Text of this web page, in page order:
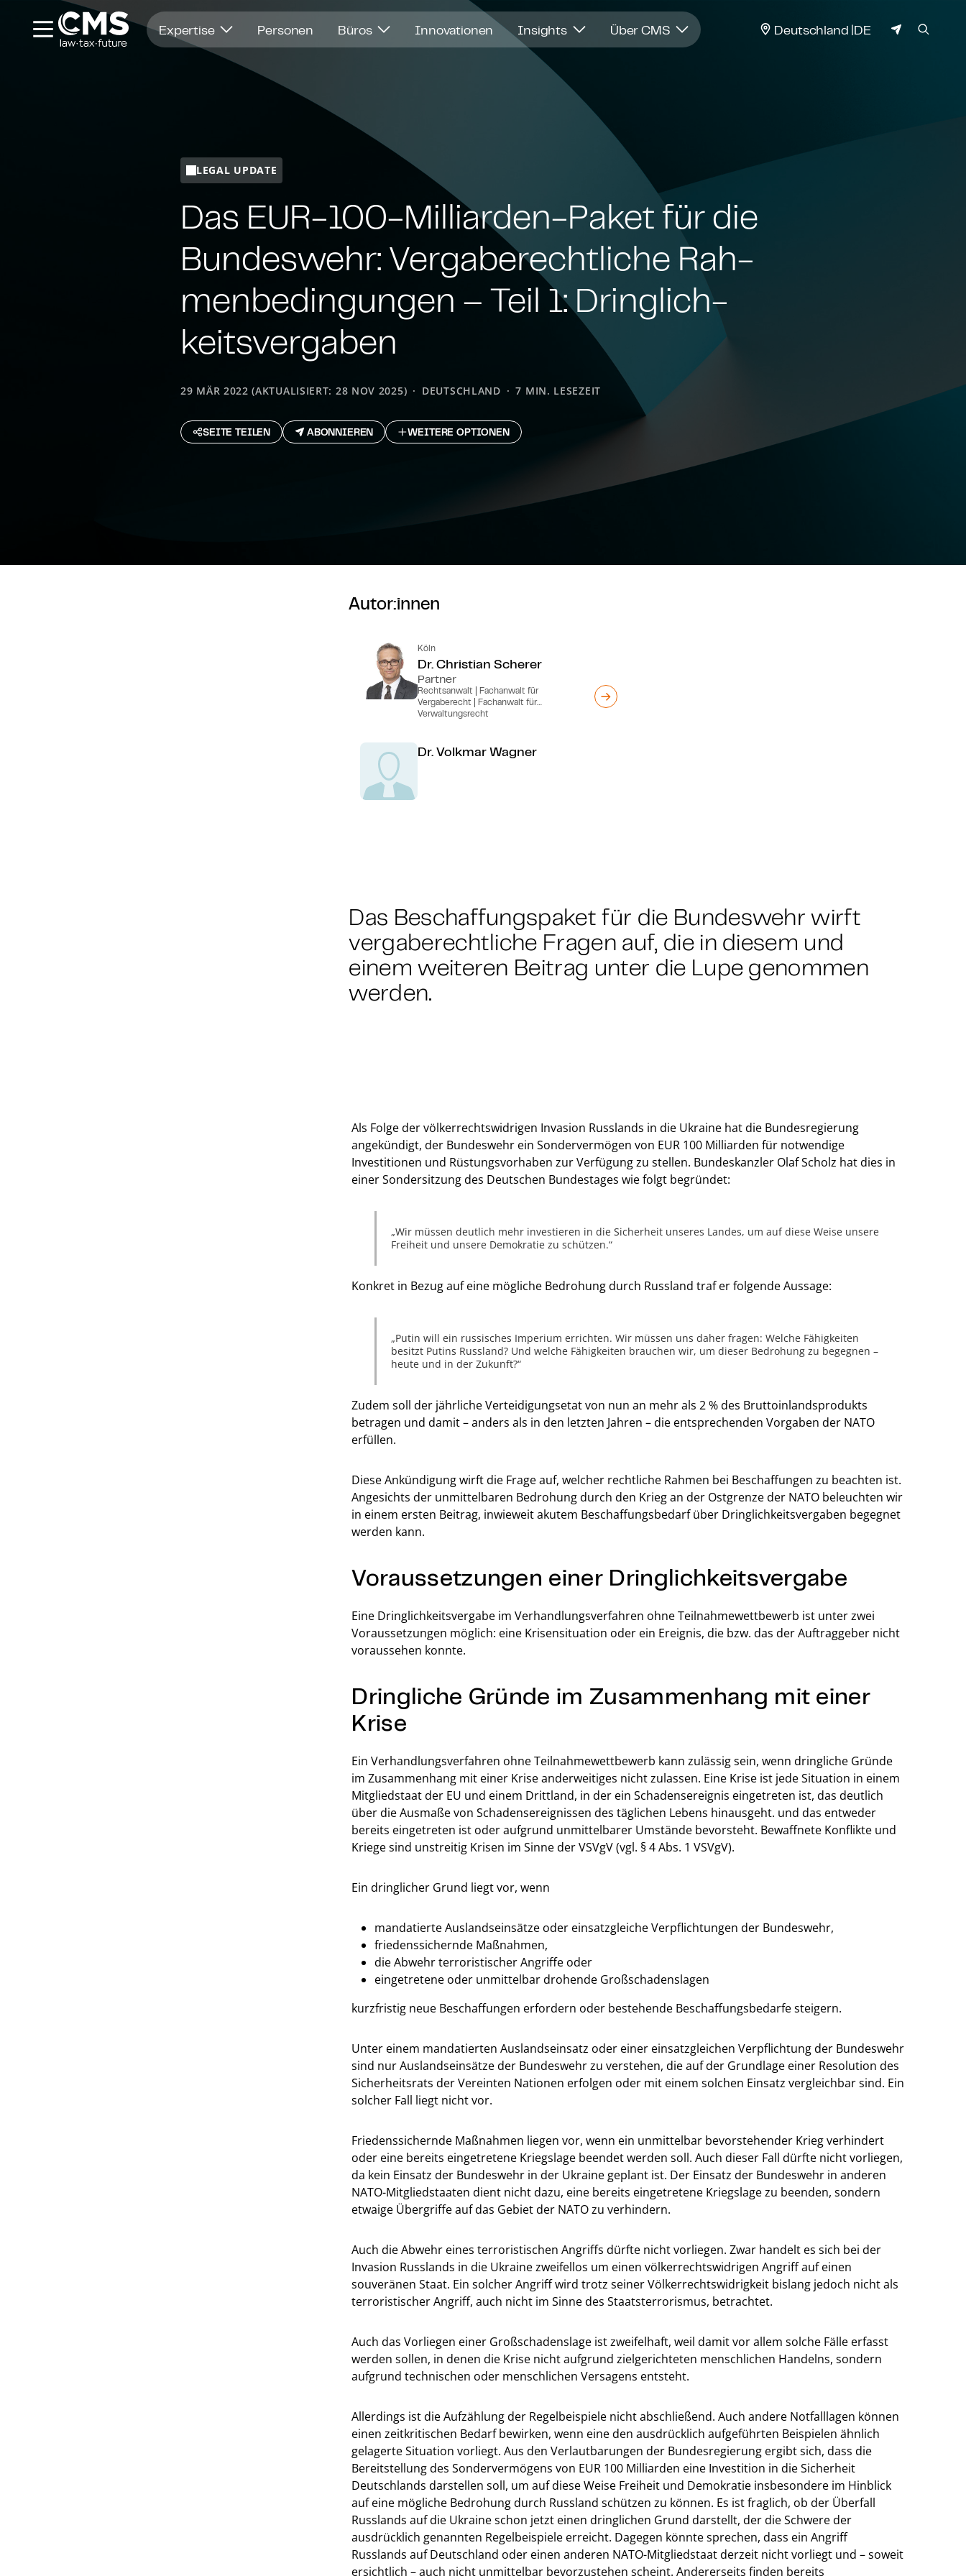
Expertise Personen Büros Innovationen Insights Über CMS JURISDIKTION
Deutschland DE
LEGAL UPDATE
Das EUR-100-Mil­li­ar­den-Pa­ket für die
Bundeswehr: Ver­ga­be­recht­li­che Rah­
men­be­din­gun­gen – Teil 1: Dring­lich­
keits­ver­ga­ben
29 MÄR 2022 (AKTUALISIERT: 28 NOV 2025) DEUTSCHLAND 7 MIN. LESEZEIT
SEITE TEILEN ABONNIEREN WEITERE OPTIONEN
Autor:innen
Köln
Dr. Christian Scherer
Partner
Rechtsanwalt | Fachanwalt für
Vergaberecht | Fachanwalt für
Verwaltungsrecht
Dr. Volkmar Wagner
Das Beschaffungspaket für die Bundeswehr wirft
vergaberechtliche Fragen auf, die in diesem und
einem weiteren Beitrag unter die Lupe genommen
werden.
Als Folge der völkerrechtswidrigen Invasion Russlands in die Ukraine hat die Bundesregierung
angekündigt, der Bundeswehr ein Sondervermögen von EUR 100 Milliarden für notwendige
Investitionen und Rüstungsvorhaben zur Verfügung zu stellen. Bundeskanzler Olaf Scholz hat dies in
einer Sondersitzung des Deutschen Bundestages wie folgt begründet:
Wir müssen deutlich mehr investieren in die Sicherheit unseres Landes, um auf diese Weise unsere
Freiheit und unsere Demokratie zu schützen.
Konkret in Bezug auf eine mögliche Bedrohung durch Russland traf er folgende Aussage:
Putin will ein russisches Imperium errichten. Wir müssen uns daher fragen: Welche Fähigkeiten
besitzt Putins Russland? Und welche Fähigkeiten brauchen wir, um dieser Bedrohung zu begegnen –
heute und in der Zukunft?
Zudem soll der jährliche Verteidigungsetat von nun an mehr als 2 % des Bruttoinlandsprodukts
betragen und damit – anders als in den letzten Jahren – die entsprechenden Vorgaben der NATO
erfüllen.
Diese Ankündigung wirft die Frage auf, welcher rechtliche Rahmen bei Beschaffungen zu beachten ist.
Angesichts der unmittelbaren Bedrohung durch den Krieg an der Ostgrenze der NATO beleuchten wir
in einem ersten Beitrag, inwieweit akutem Beschaffungsbedarf über Dringlichkeitsvergaben begegnet
werden kann.
Voraussetzungen einer Dringlichkeitsvergabe
Eine Dringlichkeitsvergabe im Verhandlungsverfahren ohne Teilnahmewettbewerb ist unter zwei
Voraussetzungen möglich: eine Krisensituation oder ein Ereignis, die bzw. das der Auftraggeber nicht
voraussehen konnte.
Dringliche Gründe im Zusammenhang mit einer
Krise
Ein Verhandlungsverfahren ohne Teilnahmewettbewerb kann zulässig sein, wenn dringliche Gründe
im Zusammenhang mit einer Krise anderweitiges nicht zulassen. Eine Krise ist jede Situation in einem
Mitgliedstaat der EU und einem Drittland, in der ein Schadensereignis eingetreten ist, das deutlich
über die Ausmaße von Schadensereignissen des täglichen Lebens hinausgeht. und das entweder
bereits eingetreten ist oder aufgrund unmittelbarer Umstände bevorsteht. Bewaffnete Konflikte und
Kriege sind unstreitig Krisen im Sinne der VSVgV (vgl. § 4 Abs. 1 VSVgV).
Ein dringlicher Grund liegt vor, wenn
mandatierte Auslandseinsätze oder einsatzgleiche Verpflichtungen der Bundeswehr,
friedenssichernde Maßnahmen,
die Abwehr terroristischer Angriffe oder
eingetretene oder unmittelbar drohende Großschadenslagen
kurzfristig neue Beschaffungen erfordern oder bestehende Beschaffungsbedarfe steigern.
Unter einem mandatierten Auslandseinsatz oder einer einsatzgleichen Verpflichtung der Bundeswehr
sind nur Auslandseinsätze der Bundeswehr zu verstehen, die auf der Grundlage einer Resolution des
Sicherheitsrats der Vereinten Nationen erfolgen oder mit einem solchen Einsatz vergleichbar sind. Ein
solcher Fall liegt nicht vor.
Friedenssichernde Maßnahmen liegen vor, wenn ein unmittelbar bevorstehender Krieg verhindert
oder eine bereits eingetretene Kriegslage beendet werden soll. Auch dieser Fall dürfte nicht vorliegen,
da kein Einsatz der Bundeswehr in der Ukraine geplant ist. Der Einsatz der Bundeswehr in anderen
NATO-Mitgliedstaaten dient nicht dazu, eine bereits eingetretene Kriegslage zu beenden, sondern
etwaige Übergriffe auf das Gebiet der NATO zu verhindern.
Auch die Abwehr eines terroristischen Angriffs dürfte nicht vorliegen. Zwar handelt es sich bei der
Invasion Russlands in die Ukraine zweifellos um einen völkerrechtswidrigen Angriff auf einen
souveränen Staat. Ein solcher Angriff wird trotz seiner Völkerrechtswidrigkeit bislang jedoch nicht als
terroristischer Angriff, auch nicht im Sinne des Staatsterrorismus, betrachtet.
Auch das Vorliegen einer Großschadenslage ist zweifelhaft, weil damit vor allem solche Fälle erfasst
werden sollen, in denen die Krise nicht aufgrund zielgerichteten menschlichen Handelns, sondern
aufgrund technischen oder menschlichen Versagens entsteht.
Allerdings ist die Aufzählung der Regelbeispiele nicht abschließend. Auch andere Notfalllagen können
einen zeitkritischen Bedarf bewirken, wenn eine den ausdrücklich aufgeführten Beispielen ähnlich
gelagerte Situation vorliegt. Aus den Verlautbarungen der Bundesregierung ergibt sich, dass die
Bereitstellung des Sondervermögens von EUR 100 Milliarden eine Investition in die Sicherheit
Deutschlands darstellen soll, um auf diese Weise Freiheit und Demokratie insbesondere im Hinblick
auf eine mögliche Bedrohung durch Russland schützen zu können. Es ist fraglich, ob der Überfall
Russlands auf die Ukraine schon jetzt einen dringlichen Grund darstellt, der die Schwere der
ausdrücklich genannten Regelbeispiele erreicht. Dagegen könnte sprechen, dass ein Angriff
Russlands auf Deutschland oder einen anderen NATO-Mitgliedstaat derzeit nicht vorliegt und – soweit
ersichtlich – auch nicht unmittelbar bevorzustehen scheint. Andererseits finden bereits
Öffnet in einem neuen Fenster